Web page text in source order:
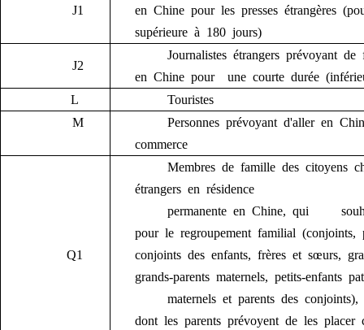
J1
en Chine pour les presses étrangères
supérieure à 180 jours)
J2
Journalistes étrangers prévoyant
en Chine pour
une courte durée
L
Touristes
M
Personnes prévoyant d'aller en
commerce
Q1
Membres de famille des citoyens
étrangers en résidence
permanente en Chine, qui
pour le regroupement familial (conjoints,
conjoints des enfants, frères et sœurs,
grands-parents maternels, petits-enfants
maternels et parents des conjoints),
dont les parents prévoyent de les placer